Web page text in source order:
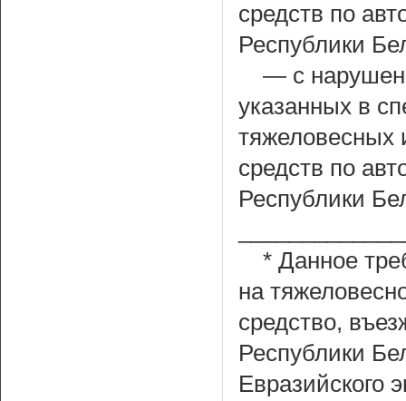
средств по
Республики
— с
указанных в
тяжеловесных
средств по
Республики
* Данное
на
средство,
Республики
Евразийского